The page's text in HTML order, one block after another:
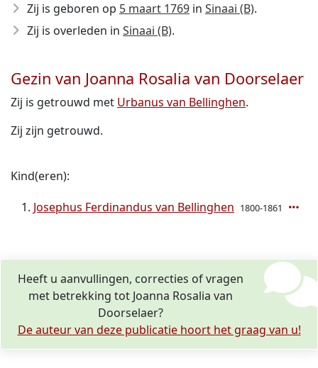
Zij is geboren op 5 maart 1769 in Sinaai (B).
Zij is overleden in Sinaai (B).
Gezin van Joanna Rosalia van Doorselaer
Zij is getrouwd met Urbanus van Bellinghen.
Zij zijn getrouwd.
Kind(eren):
Josephus Ferdinandus van Bellinghen 1800-1861
Heeft u aanvullingen, correcties of vragen
met betrekking tot Joanna Rosalia van
Doorselaer?
De auteur van deze publicatie hoort het graag van u!